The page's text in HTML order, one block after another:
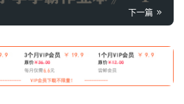
下一篇